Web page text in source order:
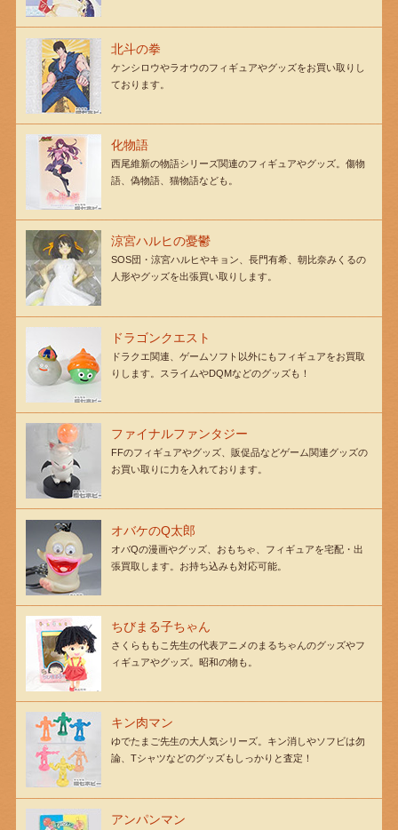
北斗の拳
ケンシロウやラオウのフィギュアやグッズをお買い取りし
ております。
化物語
西尾維新の物語シリーズ関連のフィギュアやグッズ。傷物
語、偽物語、猫物語なども。
涼宮ハルヒの憂鬱
SOS団・涼宮ハルヒやキョン、長門有希、朝比奈みくるの
人形やグッズを出張買い取りします。
ドラゴンクエスト
ドラクエ関連、ゲームソフト以外にもフィギュアをお買取
りします。スライムやDQMなどのグッズも！
ファイナルファンタジー
FFのフィギュアやグッズ、販促品などゲーム関連グッズの
お買い取りに力を入れております。
オバケのQ太郎
オバQの漫画やグッズ、おもちゃ、フィギュアを宅配・出
張買取します。お持ち込みも対応可能。
ちびまる子ちゃん
さくらももこ先生の代表アニメのまるちゃんのグッズやフ
ィギュアやグッズ。昭和の物も。
キン肉マン
ゆでたまご先生の大人気シリーズ。キン消しやソフビは勿
論、Tシャツなどのグッズもしっかりと査定！
アンパンマン